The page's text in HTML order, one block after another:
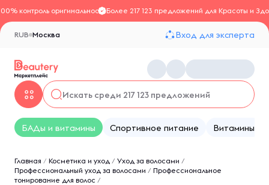
контроль оригинальностиБолее 217 123 предложений для Красоты и
Москва
RUB Вход для эксперта
БАДы и витамины Спортивное питание Витамины
Главная / Косметика и уход / Уход за волосами /
Профессиональный уход за волосами / Профессиональное
тонирование для волос /